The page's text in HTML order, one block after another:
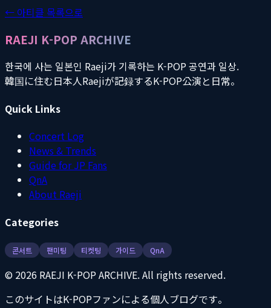
← 아티클 목록으로
RAEJI K-POP ARCHIVE
한국에 사는 일본인 Raeji가 기록하는 K-POP 공연과 일상.
韓国に住む日本人Raejiが記録するK-POP公演と日常。
Quick Links
Concert Log
News & Trends
Guide for JP Fans
QnA
About Raeji
Categories
콘서트 팬미팅 티켓팅 가이드 QnA
© 2026 RAEJI K-POP ARCHIVE. All rights reserved.
このサイトはK-POPファンによる個人ブログです。